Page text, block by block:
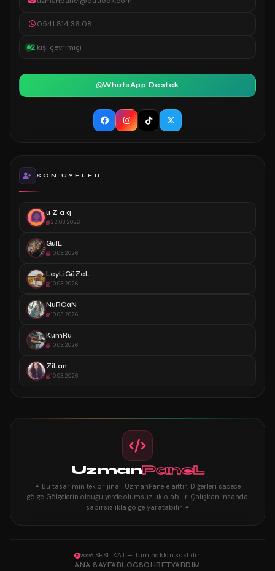
0541 814 36 08
2 kişi çevrimiçi
WhatsApp Destek
SON ÜYELER
u Z a q
22.03.2026
GülL
10.03.2026
LeyLiGüZeL
10.03.2026
NuRCaN
10.03.2026
KumRu
10.03.2026
ZiLan
10.03.2026
UzmanPaneL
✦ Bu tasarımın tek orijinali UzmanPanel'e aittir. Diğerleri sadece
gölge. Gölgelerin olduğu yerde olumsuzluk olabilir. Çalışkan insanda
sabırsızlıkla gölge yaratabilir ✦
2026 SESLİKAT — Tüm hakları saklıdır.
ANA SAYFABLOGSOHBETYARDIM